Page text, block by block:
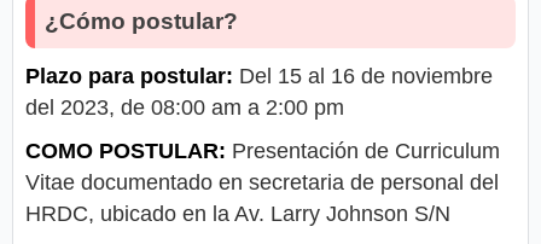
¿Cómo postular?
Plazo para postular: Del 15 al 16 de noviembre
del 2023, de 08:00 am a 2:00 pm
COMO POSTULAR: Presentación de Curriculum
Vitae documentado en secretaria de personal del
HRDC, ubicado en la Av. Larry Johnson S/N